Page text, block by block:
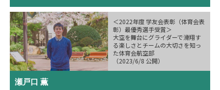
＜2022年度 学友会表彰（体育会表
彰）最優秀選手受賞＞
大空を舞台にグライダーで滑翔す
る楽しさとチームの大切さを知っ
た体育会航空部
（2023/6/8 公開）
瀬戸口 薫